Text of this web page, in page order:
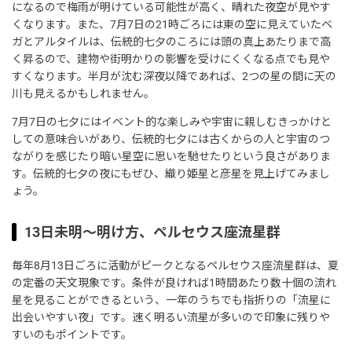
になるので梅雨が明けている可能性が高く、晴れた夜空が見やす
くなります。また、7月7日の21時ごろには東の空に見えていたベ
ガとアルタイルは、伝統的七夕のころには頭の真上あたりまで高
く昇るので、建物や街明かりの影響を受けにくくなる点でも見や
すくなります。半月が沈む深夜以降であれば、2つの星の間に天の
川も見えるかもしれません。
7月7日の七夕にはイベント的な楽しみや宇宙に親しむきっかけと
しての意味合いがあり、伝統的七夕には古くからの人と宇宙のつ
ながりを感じたり暗い星空に思いを馳せたりという良さがありま
す。伝統的七夕の夜にもぜひ、織り姫星と彦星を見上げてみまし
ょう。
13日未明～明け方、ペルセウス座流星群
毎年8月13日ごろに活動がピークとなるペルセウス座流星群は、夏
の定番の天文現象です。条件が良ければ1時間あたり数十個の流れ
星を見ることができるという、一年のうちでも指折りの「流星に
出会いやすい夜」です。速く明るい流星が多いので印象に残りや
すいのもポイントです。